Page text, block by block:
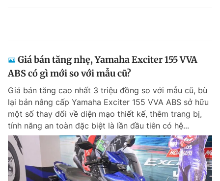
Giá bán tăng nhẹ, Yamaha Exciter 155 VVA
ABS có gì mới so với mẫu cũ?
Giá bán tăng cao nhất 3 triệu đồng so với mẫu cũ, bù
lại bản nâng cấp Yamaha Exciter 155 VVA ABS sở hữu
một số thay đổi về diện mạo thiết kế, thêm trang bị,
tính năng an toàn đặc biệt là lần đầu tiên có hệ...